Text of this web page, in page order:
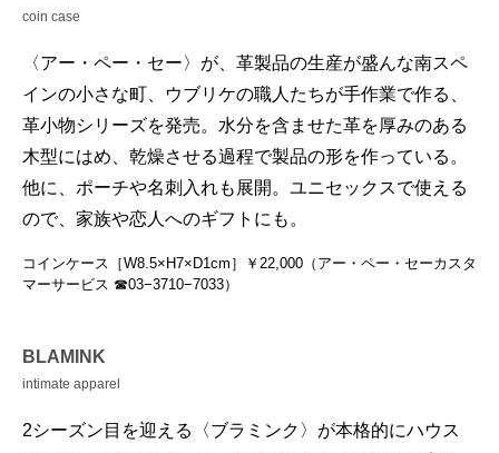
coin case
〈アー・ペー・セー〉が、革製品の生産が盛んな南スペ
インの小さな町、ウブリケの職人たちが手作業で作る、
革小物シリーズを発売。水分を含ませた革を厚みのある
木型にはめ、乾燥させる過程で製品の形を作っている。
他に、ポーチや名刺入れも展開。ユニセックスで使える
ので、家族や恋人へのギフトにも。
コインケース［W8.5×H7×D1cm］￥22,000（アー・ペー・セーカスタ
マーサービス ☎03−3710−7033）
BLAMINK
intimate apparel
2シーズン目を迎える〈ブラミンク〉が本格的にハウス